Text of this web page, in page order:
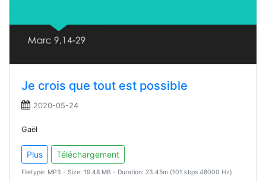
Je crois que tout est possible
2020-05-24
Gaël
Plus Téléchargement
Filetype: MP3 - Size: 19.48 MB - Duration: 23:45m (101 kbps 48000 Hz)